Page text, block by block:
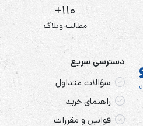
110+
مطالب وبلاگ
دسترسی سریع
سؤالات متداول
راهنمای خرید
قوانین و مقررات